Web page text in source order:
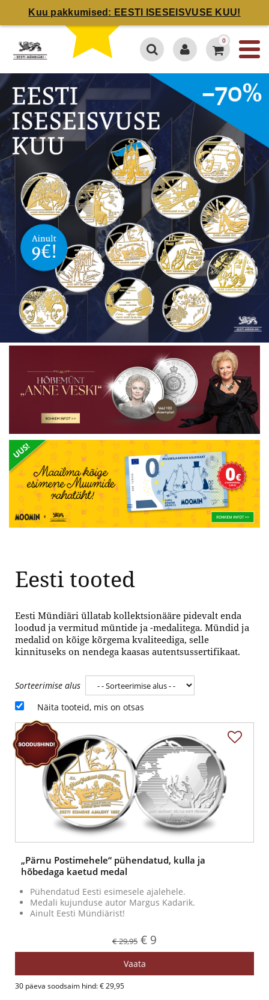
Kuu pakkumised: EESTI ISESEISVUSE KUU!
4.7 / 5
0
Eesti tooted
Eesti Mündiäri üllatab kollektsionääre pidevalt enda
loodud ja vermitud müntide ja -medalitega. Mündid ja
medalid on kõige kõrgema kvaliteediga, selle
kinnituseks on nendega kaasas autentsussertifikaat.
Sorteerimise alus
Näita tooteid, mis on otsas
„Pärnu Postimehele“ pühendatud, kulla ja
hõbedaga kaetud medal
Pühendatud Eesti esimesele ajalehele.
Medali kujunduse autor Margus Kadarik.
Ainult Eesti Mündiärist!
€ 29,95 € 9
Vaata
30 päeva soodsaim hind: € 29,95